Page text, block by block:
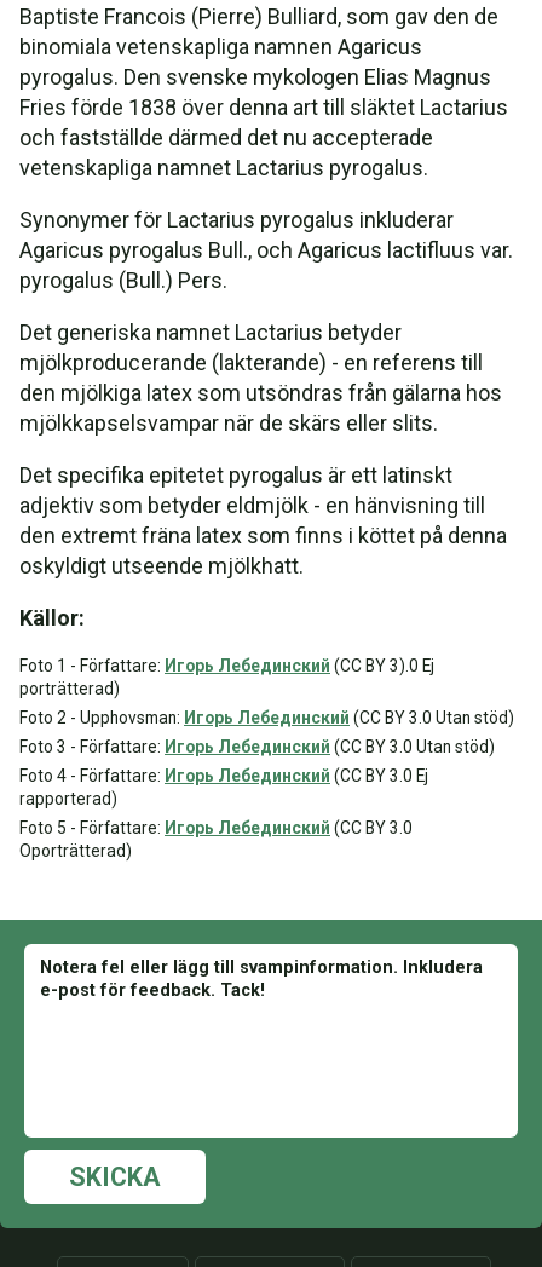
Baptiste Francois (Pierre) Bulliard, som gav den de
binomiala vetenskapliga namnen Agaricus
pyrogalus. Den svenske mykologen Elias Magnus
Fries förde 1838 över denna art till släktet Lactarius
och fastställde därmed det nu accepterade
vetenskapliga namnet Lactarius pyrogalus.
Synonymer för Lactarius pyrogalus inkluderar
Agaricus pyrogalus Bull., och Agaricus lactifluus var.
pyrogalus (Bull.) Pers.
Det generiska namnet Lactarius betyder
mjölkproducerande (lakterande) - en referens till
den mjölkiga latex som utsöndras från gälarna hos
mjölkkapselsvampar när de skärs eller slits.
Det specifika epitetet pyrogalus är ett latinskt
adjektiv som betyder eldmjölk - en hänvisning till
den extremt fräna latex som finns i köttet på denna
oskyldigt utseende mjölkhatt.
Källor:
Foto 1 - Författare: Игорь Лебединский (CC BY 3).0 Ej
porträtterad)
Foto 2 - Upphovsman: Игорь Лебединский (CC BY 3.0 Utan stöd)
Foto 3 - Författare: Игорь Лебединский (CC BY 3.0 Utan stöd)
Foto 4 - Författare: Игорь Лебединский (CC BY 3.0 Ej
rapporterad)
Foto 5 - Författare: Игорь Лебединский (CC BY 3.0
Oporträtterad)
SKICKA